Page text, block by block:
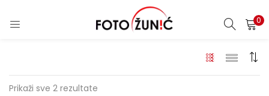
0
Prikaži sve 2 rezultate